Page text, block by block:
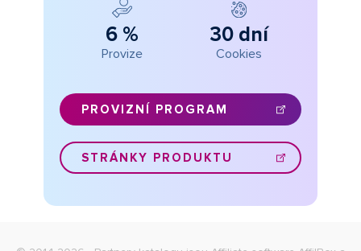
6 %
Provize
30 dní
Cookies
PROVIZNÍ PROGRAM
STRÁNKY PRODUKTU